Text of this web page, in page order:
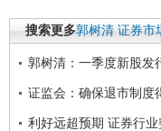
搜索更多郭树清 证券市
郭树清：一季度新股发
证监会：确保退市制度
利好远超预期 证券行业